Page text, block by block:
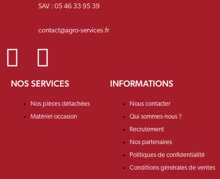
SAV : 05 46 33 95 39
contact@agro-services.fr
NOS SERVICES
Nos pièces détachées
Matériel occasion
INFORMATIONS
Nous contacter
Qui sommes-nous ?
Recrutement
Nos partenaires
Politiques de confidentialité
Conditions générales de ventes